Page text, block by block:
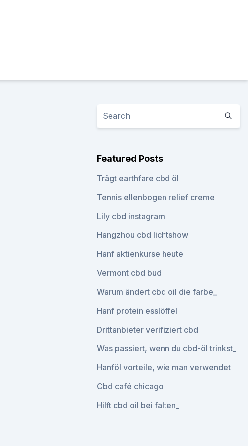
Featured Posts
Trägt earthfare cbd öl
Tennis ellenbogen relief creme
Lily cbd instagram
Hangzhou cbd lichtshow
Hanf aktienkurse heute
Vermont cbd bud
Warum ändert cbd oil die farbe_
Hanf protein esslöffel
Drittanbieter verifiziert cbd
Was passiert, wenn du cbd-öl trinkst_
Hanföl vorteile, wie man verwendet
Cbd café chicago
Hilft cbd oil bei falten_